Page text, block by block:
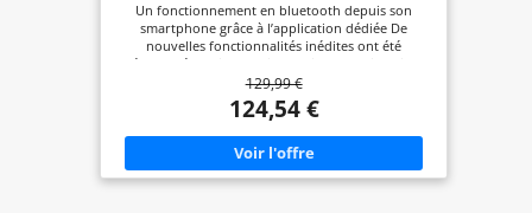
Un fonctionnement en bluetooth depuis son
smartphone grâce à l’application dédiée De
nouvelles fonctionnalités inédites ont été
développées : «instax AiR Studio», pour imaginer
un décor digne d’un studio photo grâce aux effets
AR & «Click to collage » qui permet de vivre
l’expérience photobooth à la maison Un produit
doté d’un capteur de mouvement pour exécuter
différentes fonctions : réimpression, changement
de mode, zoom… Deux qualités d’impression
possibles : instax natural pour un rendu
129,99 €
124,54 €